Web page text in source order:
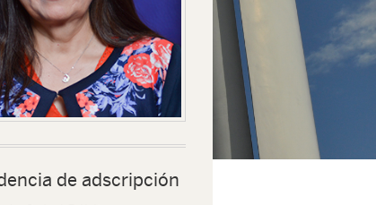
de adscripción